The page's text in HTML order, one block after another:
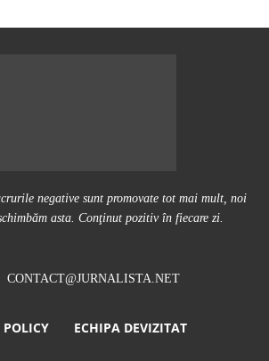
negative sunt promovate tot mai mult, noi
asta. Conţinut pozitiv în fiecare zi.
CONTACT@JURNALISTA.NET
POLICY ECHIPA DEVIZITAT